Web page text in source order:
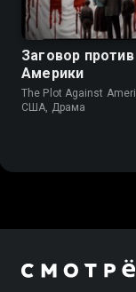
6.7 7.3
Заговор против
Америки
The Plot Against
США, Драма